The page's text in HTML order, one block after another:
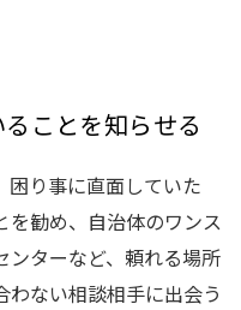
ることを知らせる
困り事に直面していた
を勧め、自治体のワンス
ンターなど、頼れる場所
ない相談相手に出会う